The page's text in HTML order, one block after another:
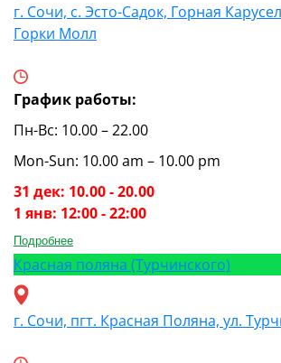
г. Сочи, с. Эсто-Садок, Горная
Горки Молл
График работы:
Пн-Вс: 10.00 – 22.00
Mon-Sun: 10.00 am – 10.00 pm
31 дек: 10.00 - 20.00
1 янв: 12:00 - 22:00
Подробнее
Красная поляна (Турчинского)
г. Сочи, пгт. Красная Поляна, ул.